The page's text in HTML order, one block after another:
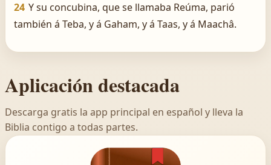
24 Y su concubina, que se llamaba Reúma, parió
también á Teba, y á Gaham, y á Taas, y á Maachâ.
Aplicación destacada
Descarga gratis la app principal en español y lleva la
Biblia contigo a todas partes.